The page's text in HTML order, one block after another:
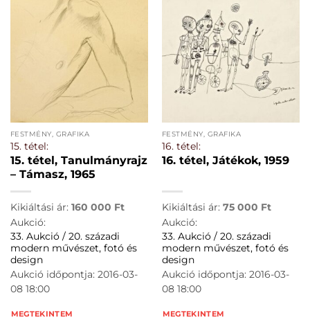
FESTMÉNY, GRAFIKA
15. tétel:
15. tétel, Tanulmányrajz
– Támasz, 1965
Kikiáltási ár: 160 000 Ft
Aukció:
33. Aukció / 20. századi
modern művészet, fotó és
design
Aukció időpontja: 2016-03-
08 18:00
MEGTEKINTEM
FESTMÉNY, GRAFIKA
16. tétel:
16. tétel, Játékok, 1959
Kikiáltási ár: 75 000 Ft
Aukció:
33. Aukció / 20. századi
modern művészet, fotó és
design
Aukció időpontja: 2016-03-
08 18:00
MEGTEKINTEM